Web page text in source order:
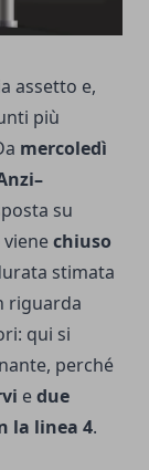
assetto e,
più
mercoledì
su
vienechiuso
stimata
riguarda
qui si
perché
edue
la linea 4.